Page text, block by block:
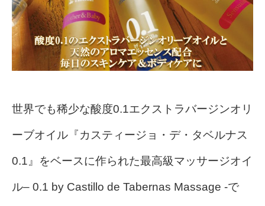
世界でも稀少な酸度0.1エクストラバージンオリ
ーブオイル『カスティージョ・デ・タベルナス
0.1』をベースに作られた最高級マッサージオイ
ル– 0.1 by Castillo de Tabernas Massage -で